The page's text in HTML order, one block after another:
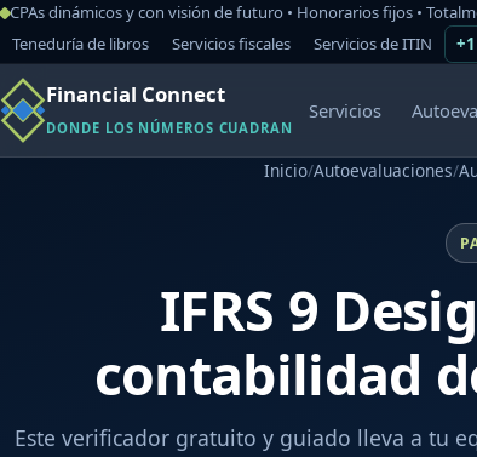
CPAs dinámicos y con visión de futuro • Honorarios fijos •
Teneduría de libros
Servicios fiscales Servicios de ITIN
Financial Connect
DONDE LOS NÚMEROS CUADRAN
Servicios
Inicio/Autoevaluaciones/
IFRS 9
contabilidad
Este verificador gratuito y guiado lleva a tu